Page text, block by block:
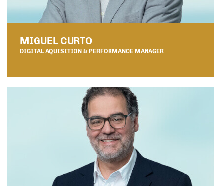
MIGUEL CURTO
DIGITAL AQUISITION & PERFORMANCE MANAGER